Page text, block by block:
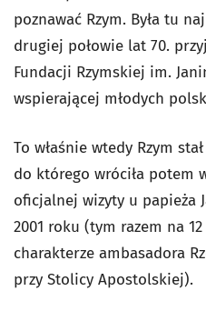
poznawać Rzym. Była tu
drugiej połowie lat 70.
Fundacji Rzymskiej im.
wspierającej młodych
To właśnie wtedy Rzym
do którego wróciła potem
oficjalnej wizyty u papieża
2001 roku (tym razem na
charakterze ambasadora
przy Stolicy Apostolskiej).